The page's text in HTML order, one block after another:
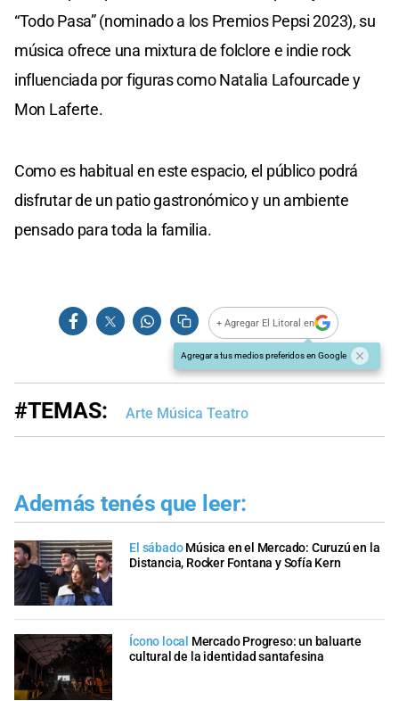
“Todo Pasa” (nominado a los Premios Pepsi 2023), su
música ofrece una mixtura de folclore e indie rock
influenciada por figuras como Natalia Lafourcade y
Mon Laferte.
Como es habitual en este espacio, el público podrá
disfrutar de un patio gastronómico y un ambiente
pensado para toda la familia.
+ Agregar El Litoral en
Agregar a tus medios preferidos en Google
#TEMAS: Arte Música Teatro
Además tenés que leer:
El sábado Música en el Mercado: Curuzú en la
Distancia, Rocker Fontana y Sofía Kern
Ícono local Mercado Progreso: un baluarte
cultural de la identidad santafesina